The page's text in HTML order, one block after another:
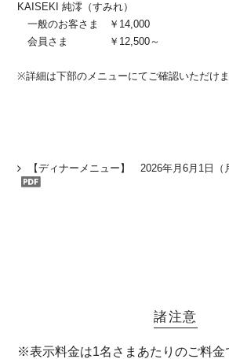
KAISEKI 純澪（すみれ）
一般のお客さま ￥14,000
会員さま ￥12,500～
※詳細は下部のメニューにてご確認いただけま
【ディナーメニュー】 2026年月6月1日（
諸注意
※表示料金は1名さまあたりのご料金